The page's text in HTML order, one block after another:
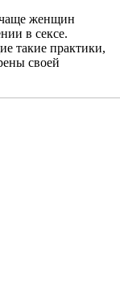
женщин
в сексе.
такие практики,
своей